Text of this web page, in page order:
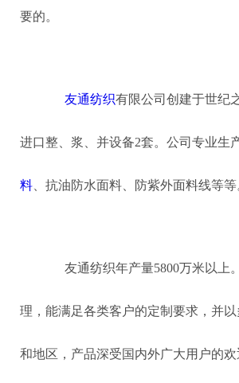
要的。
友通纺织有限公司创建于世纪
进口整、浆、并设备2套。公司专业生
料 、抗油防水面料、防紫外面料线等等
友通纺织年产量5800万米以上
理，能满足各类客户的定制要求，并
和地区，产品深受国内外广大用户的欢